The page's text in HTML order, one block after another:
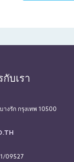
บเรา
งรัก กรุงเทพ 10500
09527